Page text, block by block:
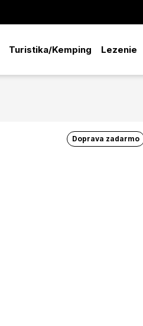
Turistika/Kemping Lezenie
Doprava zadarmo